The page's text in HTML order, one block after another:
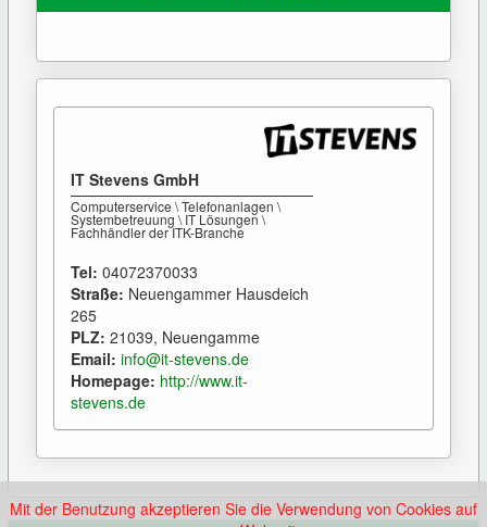
IT Stevens GmbH
Computerservice \ Telefonanlagen \
Systembetreuung \ IT Lösungen \
Fachhändler der ITK-Branche
Tel: 04072370033
Straße: Neuengammer Hausdeich
265
PLZ: 21039, Neuengamme
Email: info@it-stevens.de
Homepage: http://www.it-
stevens.de
Mit der Benutzung akzeptieren Sie die Verwendung von Cookies auf